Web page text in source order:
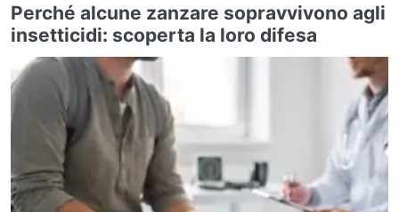
Perché alcune zanzare sopravvivono agli
insetticidi: scoperta la loro difesa